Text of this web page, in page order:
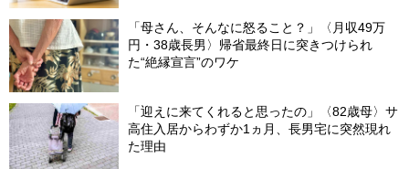
「母さん、そんなに怒ること？」〈月収49万
円・38歳長男〉帰省最終日に突きつけられ
た“絶縁宣言”のワケ
「迎えに来てくれると思ったの」〈82歳母〉サ
高住入居からわずか1ヵ月、長男宅に突然現れ
た理由